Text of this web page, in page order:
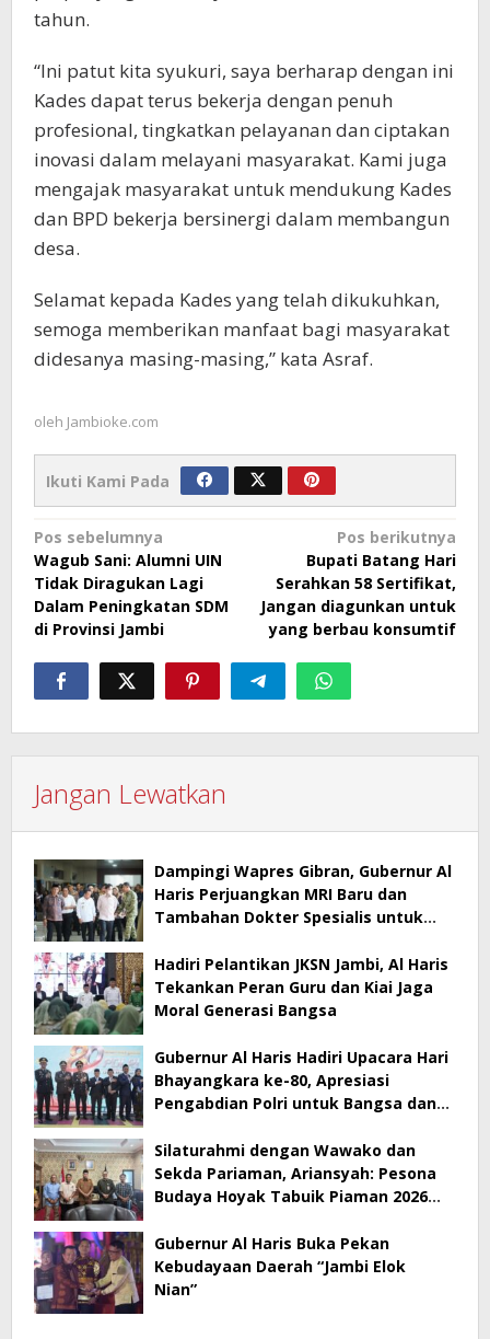
tahun.
“Ini patut kita syukuri, saya berharap dengan ini
Kades dapat terus bekerja dengan penuh
profesional, tingkatkan pelayanan dan ciptakan
inovasi dalam melayani masyarakat. Kami juga
mengajak masyarakat untuk mendukung Kades
dan BPD bekerja bersinergi dalam membangun
desa.
Selamat kepada Kades yang telah dikukuhkan,
semoga memberikan manfaat bagi masyarakat
didesanya masing-masing,” kata Asraf.
oleh Jambioke.com
Ikuti Kami Pada
Navigasi
pos
Pos sebelumnya
Wagub Sani: Alumni UIN
Tidak Diragukan Lagi
Dalam Peningkatan SDM
di Provinsi Jambi
Pos berikutnya
Bupati Batang Hari
Serahkan 58 Sertifikat,
Jangan diagunkan untuk
yang berbau konsumtif
Jangan Lewatkan
Dampingi Wapres Gibran, Gubernur Al
Haris Perjuangkan MRI Baru dan
Tambahan Dokter Spesialis untuk
Hadiri Pelantikan JKSN Jambi, Al Haris
Tekankan Peran Guru dan Kiai Jaga
Moral Generasi Bangsa
Gubernur Al Haris Hadiri Upacara Hari
Bhayangkara ke-80, Apresiasi
Pengabdian Polri untuk Bangsa dan
Silaturahmi dengan Wawako dan
Sekda Pariaman, Ariansyah: Pesona
Budaya Hoyak Tabuik Piaman 2026
Gubernur Al Haris Buka Pekan
Kebudayaan Daerah “Jambi Elok
Nian”